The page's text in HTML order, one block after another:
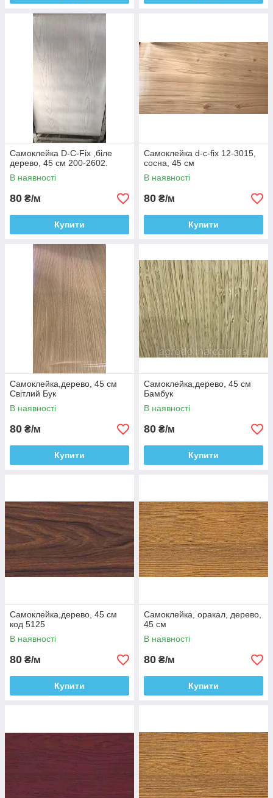
Самоклейка D-C-Fix ,біле
дерево, 45 см 200-2602.
В наявності
80 ₴/м
Купити
Самоклейка d-c-fix 12-3015,
сосна, 45 см
В наявності
80 ₴/м
Купити
Самоклейка,дерево, 45 см
Світлий Бук
В наявності
80 ₴/м
Купити
Самоклейка,дерево, 45 см
Бамбук
В наявності
80 ₴/м
Купити
Самоклейка,дерево, 45 см
код 5125
В наявності
80 ₴/м
Купити
Самоклейка, оракал, дерево,
45 см
В наявності
80 ₴/м
Купити